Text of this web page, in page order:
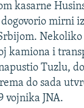
kasarne
mirni
kamiona i
Tuzlu,
do sada
vojnika JNA.